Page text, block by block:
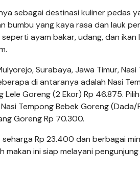
sebagai destinasi kuliner pedas
bumbu yang kaya rasa dan lauk
ayam bakar, udang, dan
Surabaya, Jawa Timur,
di antaranya adalah Nasi
Goreng (2 Ekor) Rp 46.875.
Tempong Bebek Goreng (Dada/
Goreng Rp 70.300.
Rp 23.400 dan berbagai
makan ini siap melayani